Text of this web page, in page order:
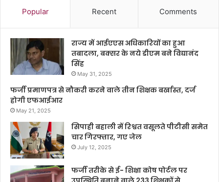
Popular Recent Comments
राज्य में आईएएस अधिकारियों का हुआ
तबादला, बक्सर के नये डीएम बने विद्यानंद
सिंह
May 31, 2025
फर्जी प्रमाणपत्र से नौकरी करने वाले तीन शिक्षक बर्खास्त, दर्ज
होगी एफआईआर
May 21, 2025
सिपाही बहाली में रिश्वत वसूलते पीटीसी समेत
चार गिरफ्तार, गए जेल
July 12, 2025
फर्जी तरीके से ई- शिक्षा कोष पोर्टल पर